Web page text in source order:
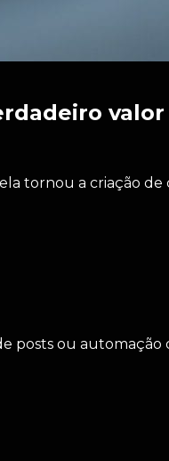
valor
tornou a criação
posts ou